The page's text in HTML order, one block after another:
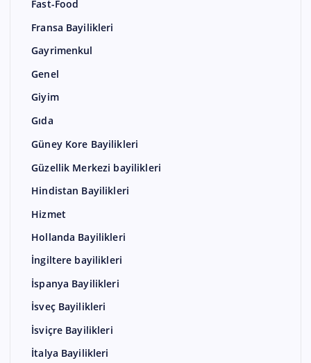
Fast-Food
Fransa Bayilikleri
Gayrimenkul
Genel
Giyim
Gıda
Güney Kore Bayilikleri
Güzellik Merkezi bayilikleri
Hindistan Bayilikleri
Hizmet
Hollanda Bayilikleri
İngiltere bayilikleri
İspanya Bayilikleri
İsveç Bayilikleri
İsviçre Bayilikleri
İtalya Bayilikleri